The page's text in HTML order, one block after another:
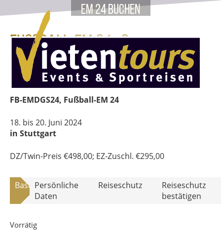
EM 24 buchen
Fußball-EM 24 · 2.
Vorrundenspiel
FB-EMDGS24, Fußball-EM 24
18. bis 20. Juni 2024
in Stuttgart
DZ/Twin-Preis €498,00; EZ-Zuschl. €295,00
BasisdatenPersönliche
Daten
Reiseschutz
Reiseschutz
bestätigen
Vorrätig